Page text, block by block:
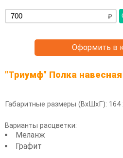
Оформить в
"Триумф" Полка навесная
Габаритные размеры (ВхШхГ): 164
Варианты расцветки:
Меланж
Графит